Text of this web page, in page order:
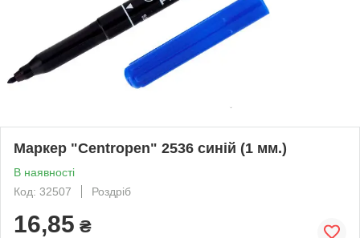
Маркер "Centropen" 2536 синій (1 мм.)
В наявності
Код: 32507
Роздріб
16,85 ₴